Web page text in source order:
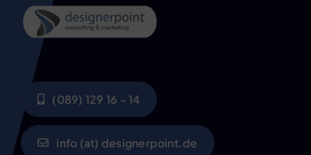
(089) 129 16 - 14
info (at) designerpoint.de